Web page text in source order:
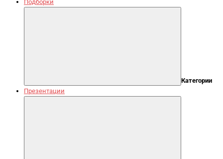
Подборки
Категории
Презентации